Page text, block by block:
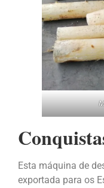
Esta máquina de
exportada para os